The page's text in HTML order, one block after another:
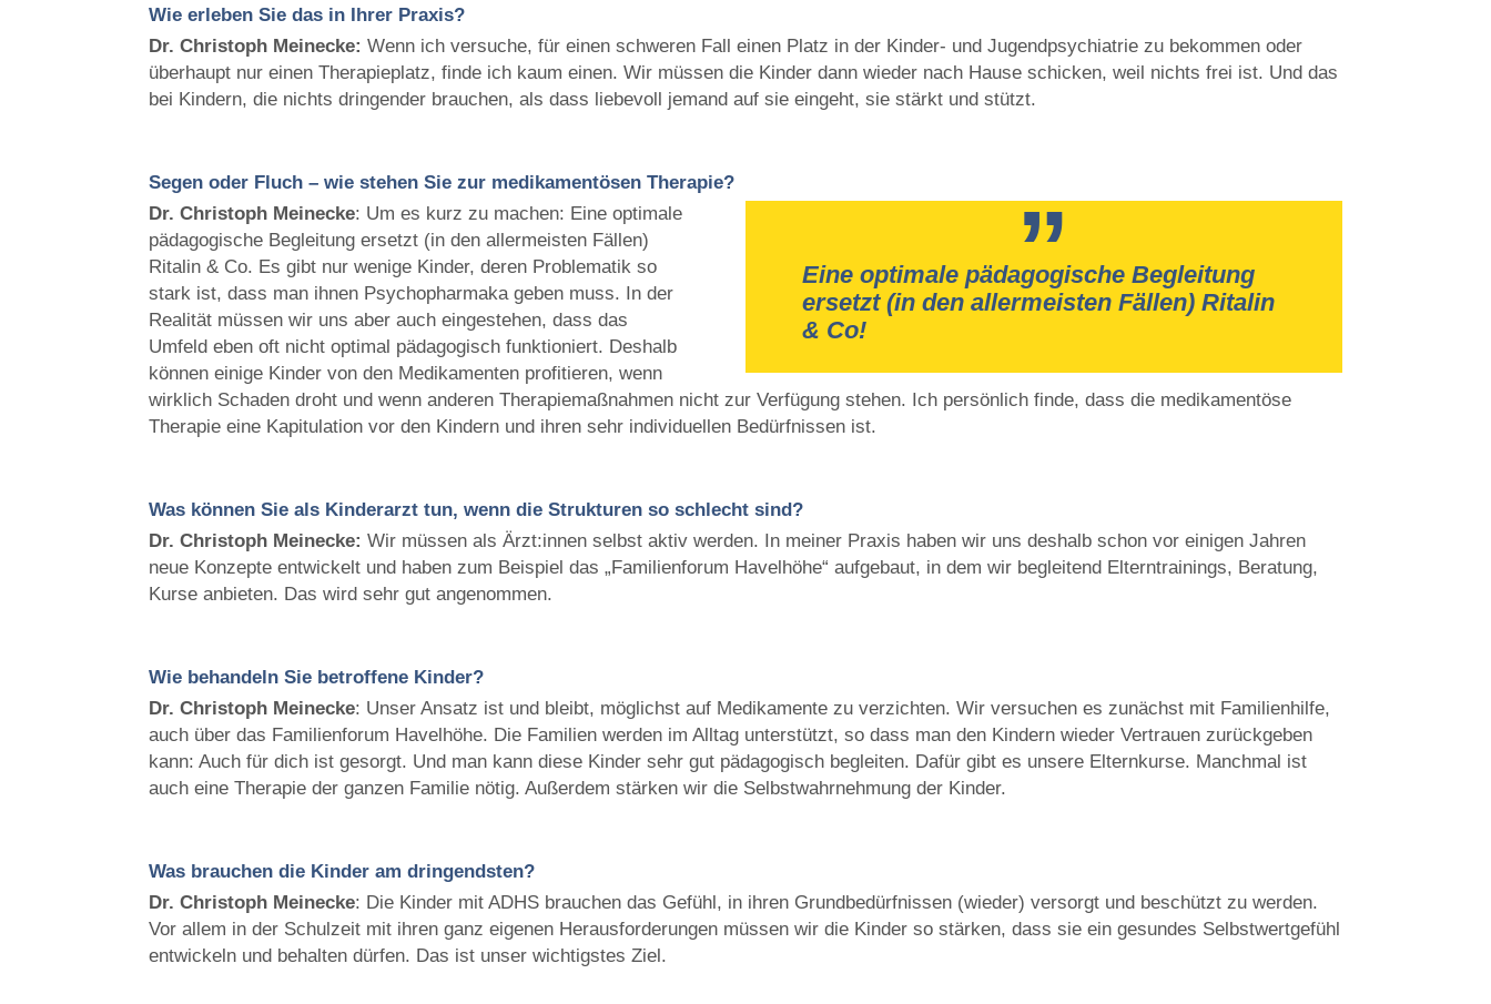
Wie erleben Sie das in Ihrer Praxis?
Dr. Christoph Meinecke:Wenn ich versuche, für einen schweren Fall einen Platz in der Kinder- und Jugendpsychiatrie zu bekommen oder
überhaupt nur einen Therapieplatz, finde ich kaum einen. Wir müssen die Kinder dann wieder nach Hause schicken, weil nichts frei ist. Und das
bei Kindern, die nichts dringender brauchen, als dass liebevoll jemand auf sie eingeht, sie stärkt und stützt.
Segen oder Fluch – wie stehen Sie zur medikamentösen Therapie?
Eine optimale pädagogische Begleitung
ersetzt (in den allermeisten Fällen) Ritalin
& Co!
Dr. Christoph Meinecke: Um es kurz zu machen: Eine optimale
pädagogische Begleitung ersetzt (in den allermeisten Fällen)
Ritalin & Co. Es gibt nur wenige Kinder, deren Problematik so
stark ist, dass man ihnen Psychopharmaka geben muss. In der
Realität müssen wir uns aber auch eingestehen, dass das
Umfeld eben oft nicht optimal pädagogisch funktioniert. Deshalb
können einige Kinder von den Medikamenten profitieren, wenn
wirklich Schaden droht und wenn anderen Therapiemaßnahmen nicht zur Verfügung stehen. Ich persönlich finde, dass die medikamentöse
Therapie eine Kapitulation vor den Kindern und ihren sehr individuellen Bedürfnissen ist.
Was können Sie als Kinderarzt tun, wenn die Strukturen so schlecht sind?
Dr. Christoph Meinecke:Wir müssen als Ärzt:innen selbst aktiv werden. In meiner Praxis haben wir uns deshalb schon vor einigen Jahren
neue Konzepte entwickelt und haben zum Beispiel das „Familienforum Havelhöhe“ aufgebaut, in dem wir begleitend Elterntrainings, Beratung,
Kurse anbieten. Das wird sehr gut angenommen.
Wie behandeln Sie betroffene Kinder?
Dr. Christoph Meinecke: Unser Ansatz ist und bleibt, möglichst auf Medikamente zu verzichten. Wir versuchen es zunächst mit Familienhilfe,
auch über das Familienforum Havelhöhe. Die Familien werden im Alltag unterstützt, so dass man den Kindern wieder Vertrauen zurückgeben
kann: Auch für dich ist gesorgt. Und man kann diese Kinder sehr gut pädagogisch begleiten. Dafür gibt es unsere Elternkurse. Manchmal ist
auch eine Therapie der ganzen Familie nötig. Außerdem stärken wir die Selbstwahrnehmung der Kinder.
Was brauchen die Kinder am dringendsten?
Dr. Christoph Meinecke: Die Kinder mit ADHS brauchen das Gefühl, in ihren Grundbedürfnissen (wieder) versorgt und beschützt zu werden.
Vor allem in der Schulzeit mit ihren ganz eigenen Herausforderungen müssen wir die Kinder so stärken, dass sie ein gesundes Selbstwertgefühl
entwickeln und behalten dürfen. Das ist unser wichtigstes Ziel.